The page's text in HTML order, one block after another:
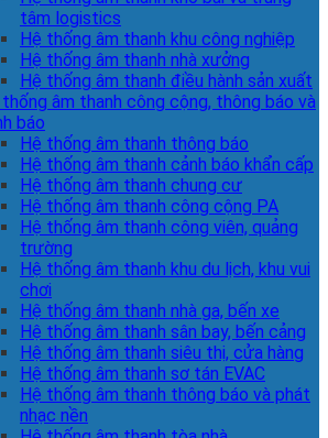
tâm logistics
Hệ thống âm thanh khu công nghiệp
Hệ thống âm thanh nhà xưởng
Hệ thống âm thanh điều hành sản xuất
âm thanh công cộng, thông báo và
báo
Hệ thống âm thanh thông báo
Hệ thống âm thanh cảnh báo khẩn cấp
Hệ thống âm thanh chung cư
Hệ thống âm thanh công cộng PA
Hệ thống âm thanh công viên, quảng
trường
Hệ thống âm thanh khu du lịch, khu vui
chơi
Hệ thống âm thanh nhà ga, bến xe
Hệ thống âm thanh sân bay, bến cảng
Hệ thống âm thanh siêu thị, cửa hàng
Hệ thống âm thanh sơ tán EVAC
Hệ thống âm thanh thông báo và phát
nhạc nền